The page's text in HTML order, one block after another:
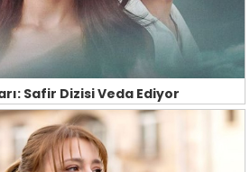
Safir Dizisi Veda Ediyor